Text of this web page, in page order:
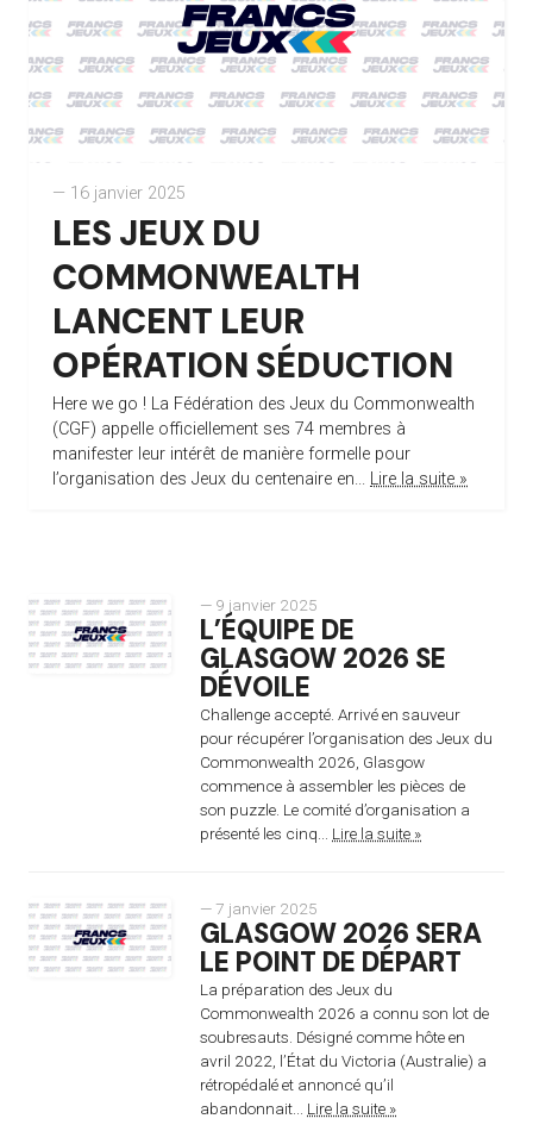
— 16 janvier 2025
LES JEUX DU
COMMONWEALTH
LANCENT LEUR
OPÉRATION SÉDUCTION
Here we go ! La Fédération des Jeux du Commonwealth
(CGF) appelle officiellement ses 74 membres à
manifester leur intérêt de manière formelle pour
l’organisation des Jeux du centenaire en... Lire la suite »
— 9 janvier 2025
L’ÉQUIPE DE
GLASGOW 2026 SE
DÉVOILE
Challenge accepté. Arrivé en sauveur
pour récupérer l’organisation des Jeux du
Commonwealth 2026, Glasgow
commence à assembler les pièces de
son puzzle. Le comité d’organisation a
présenté les cinq... Lire la suite »
— 7 janvier 2025
GLASGOW 2026 SERA
LE POINT DE DÉPART
La préparation des Jeux du
Commonwealth 2026 a connu son lot de
soubresauts. Désigné comme hôte en
avril 2022, l’État du Victoria (Australie) a
rétropédalé et annoncé qu’il
abandonnait... Lire la suite »